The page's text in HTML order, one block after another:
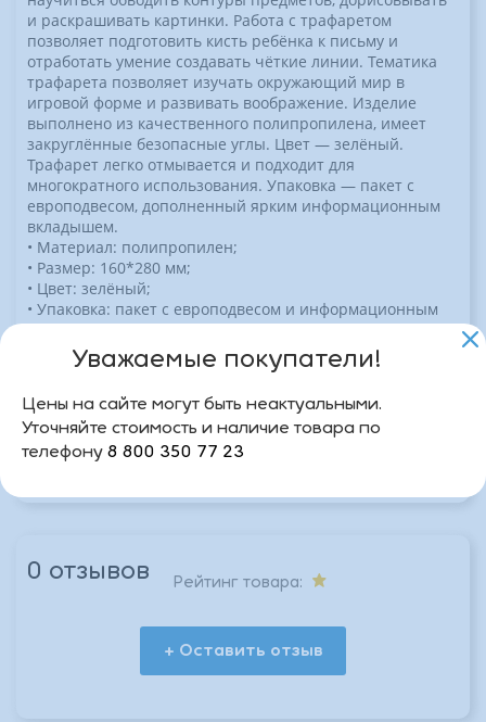
и раскрашивать картинки. Работа с трафаретом
позволяет подготовить кисть ребёнка к письму и
отработать умение создавать чёткие линии. Тематика
трафарета позволяет изучать окружающий мир в
игровой форме и развивать воображение. Изделие
выполнено из качественного полипропилена, имеет
закруглённые безопасные углы. Цвет — зелёный.
Трафарет легко отмывается и подходит для
многократного использования. Упаковка — пакет с
европодвесом, дополненный ярким информационным
вкладышем.
• Материал: полипропилен;
• Размер: 160*280 мм;
• Цвет: зелёный;
• Упаковка: пакет с европодвесом и информационным
вкладышем.
Характеристики
Артикул
Доступен на сайте
0 отзывов Рейтинг товара:
+ Оставить отзыв
Уважаемые покупатели!
Цены на сайте могут быть неактуальными.
Уточняйте стоимость и наличие товара по
телефону 8 800 350 77 23